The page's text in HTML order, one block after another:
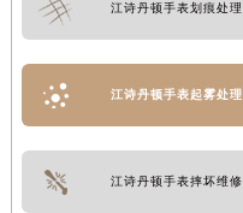
江诗丹顿手表划痕处理
江诗丹顿手表起雾处理
江诗丹顿手表摔坏维修